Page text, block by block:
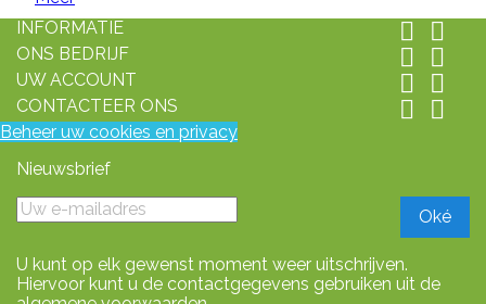
INFORMATIE
 
ONS BEDRIJF  
UW ACCOUNT  
CONTACTEER ONS  
Beheer uw cookies en privacy
Nieuwsbrief
U kunt op elk gewenst moment weer uitschrijven.
Hiervoor kunt u de contactgegevens gebruiken uit de